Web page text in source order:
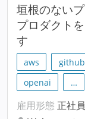
垣根のない
プロダクト
す
aws github
openai
…
雇用形態 正社員